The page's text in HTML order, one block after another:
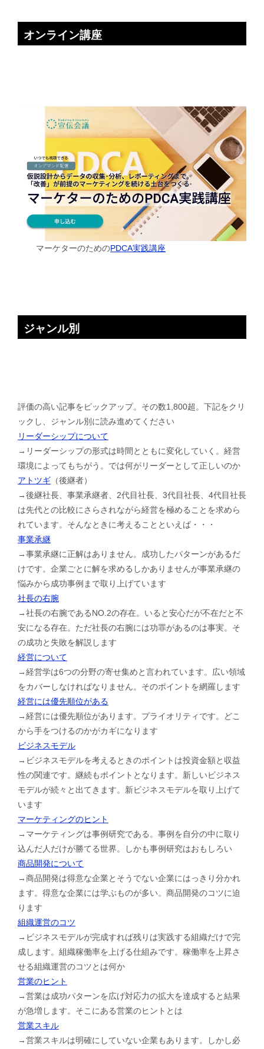
オンライン講座
マーケターのためのPDCA実践講座
ジャンル別
評価の高い記事をピックアップ。その数1,800超。下記をクリ
ックし、ジャンル別に読み進めてください
リーダーシップについて
→リーダーシップの形式は時間とともに変化していく。経営
環境によってもちがう。では何がリーダーとして正しいのか
アトツギ （後継者）
→後継社長、事業承継者、2代目社長、3代目社長、4代目社長
は先代との比較にさらされながら経営を極めることを求めら
れています。そんなときに考えることといえば・・・
事業承継
→事業承継に正解はありません。成功したパターンがあるだ
けです。企業ごとに解を求めるしかありませんが事業承継の
悩みから成功事例まで取り上げています
社長の右腕
→社長の右腕であるNO.2の存在。いると安心だが不在だと不
安になる存在。ただ社長の右腕には功罪があるのは事実。そ
の成功と失敗を解説します
経営について
→経営学は6つの分野の寄せ集めと言われています。広い領域
をカバーしなければなりません。そのポイントを網羅します
経営には優先順位がある
→経営には優先順位があります。プライオリティです。どこ
から手をつけるのかがカギになります
ビジネスモデル
→ビジネスモデルを考えるときのポイントは投資金額と収益
性の関連です。継続もポイントとなります。新しいビジネス
モデルが続々と出てきます。新ビジネスモデルを取り上げて
います
マーケティングのヒント
→マーケティングは事例研究である。事例を自分の中に取り
込んだ人だけが勝てる世界。しかも事例研究はおもしろい
商品開発について
→商品開発は得意な企業とそうでない企業にはっきり分かれ
ます。得意な企業には学ぶものが多い。商品開発のコツに迫
ります
組織運営のコツ
→ビジネスモデルが完成すれば残りは実践する組織だけで完
成します。組織稼働率を上げる仕組みです。稼働率を上昇さ
せる組織運営のコツとは何か
営業のヒント
→営業は成功パターンを広げ対応力の拡大を達成すると結果
が急増します。そこにある営業のヒントとは
営業スキル
→営業スキルは明確にしていない企業もあります。しかし必